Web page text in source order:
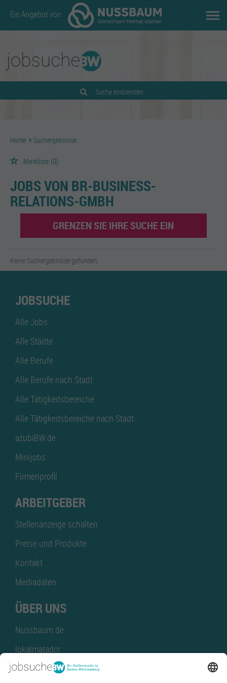
Ein Angebot von
Suche einblenden
Home Suchergebnisse
Merkliste (0)
JOBS VON BR-BUSINESS-
RELATIONS-GMBH
GRENZEN SIE IHRE SUCHE EIN
Keine Suchergebnisse gefunden.
JOBSUCHE
Alle Jobs
Alle Städte
Alle Berufe
Alle Berufe nach Stadt
Alle Tätigkeitsbereiche
Alle Tätigkeitsbereiche nach Stadt
azubiBW.de
Minijobs
Firmenprofil
ARBEITGEBER
Stellenanzeige schalten
Preise und Produkte
Kontakt
Mediadaten
ÜBER UNS
Nussbaum.de
lokalmatador
kaufinBW